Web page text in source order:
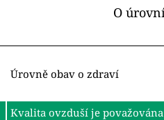
O
Úrovně obav o zdraví
Kvalita ovzduší je